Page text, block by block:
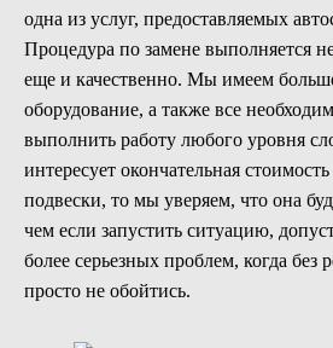
одна из услуг, предоставляемых
Процедура по замене выполняется
еще и качественно. Мы имеем
оборудование, а также все
выполнить работу любого уровня
интересует окончательная
подвески, то мы уверяем, что она
чем если запустить ситуацию,
более серьезных проблем, когда без
просто не обойтись.